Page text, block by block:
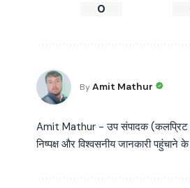
0
ByAmit Mathur
Amit Mathur - उप संपादक (कलप्रिट
निष्पक्ष और विश्वसनीय जानकारी पहुंचाने के